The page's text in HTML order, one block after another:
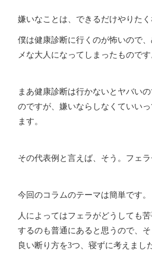
嫌いなことは、できるだけやりたく
僕は健康診断に行くのが怖いので
メな大人になってしまったものです
まあ健康診断は行かないとヤバい
のですが、嫌いならしなくていい
ます。
その代表例と言えば、そう。フェラ
今回のコラムのテーマは簡単です。
人によってはフェラがどうしても
するのも普通にあると思うので、そ
良い断り方を3つ、寝ずに考えまし